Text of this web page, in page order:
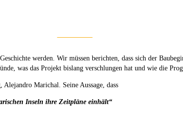
werden. Wir müssen berichten, dass sich der
was das Projekt bislang verschlungen hat und wie die
Marichal. Seine Aussage, dass
Inseln ihre Zeitpläne einhält“